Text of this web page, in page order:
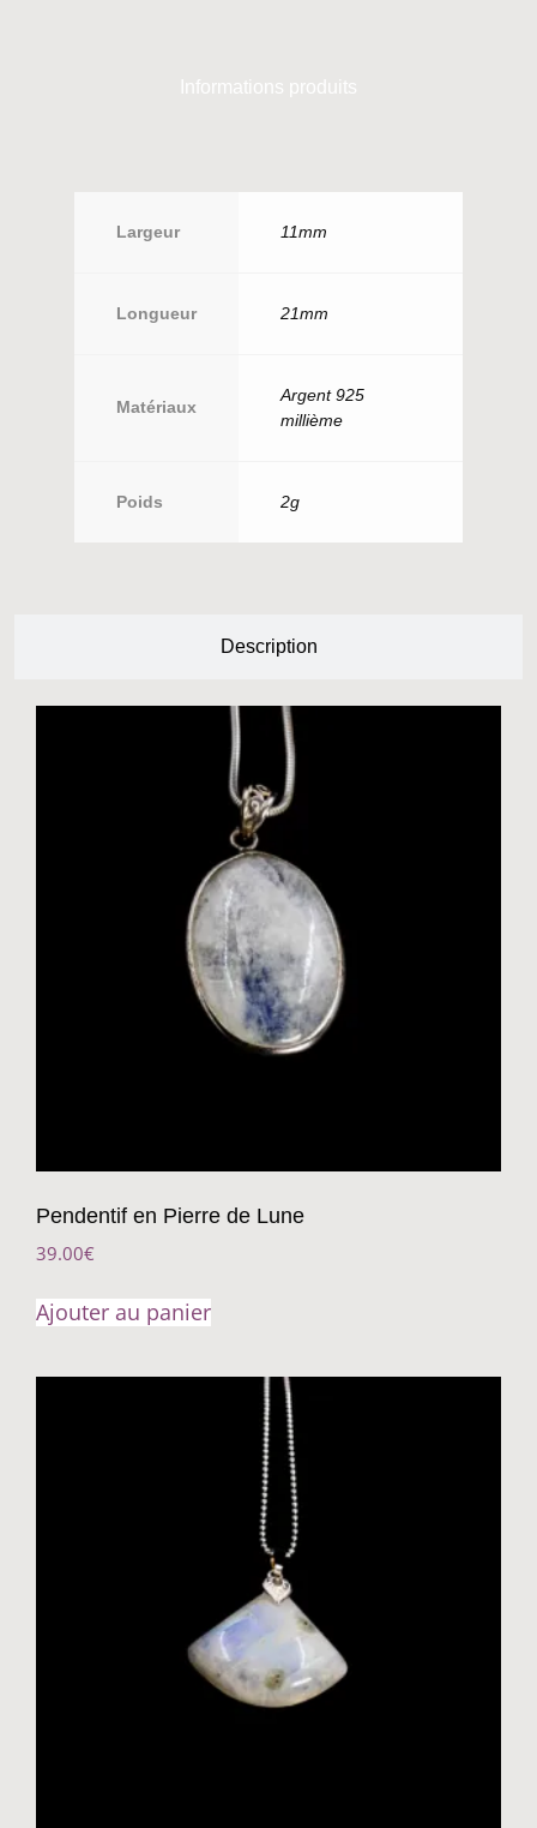
Informations produits
Description
Largeur 11mm
Longueur 21mm
Matériaux
Argent 925
millième
Poids 2g
Pendentif en Pierre de Lune
39.00€
Ajouter au panier